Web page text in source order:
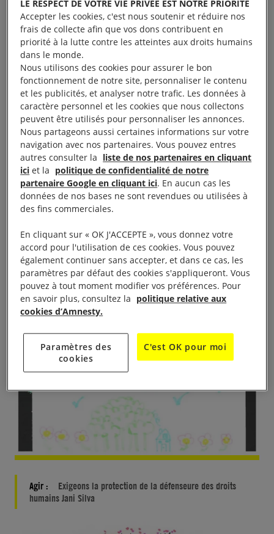
Agir : Liberté pour Germain Rukuki
Agir :
Exigeons la protection de la défenseure des droits
humains Jani Silva
LE RESPECT DE VOTRE VIE PRIVÉE EST NOTRE PRIORITÉ
Accepter les cookies, c'est nous soutenir et réduire nos
frais de collecte afin que vos dons contribuent en
priorité à la lutte contre les atteintes aux droits humains
dans le monde.
Nous utilisons des cookies pour assurer le bon
fonctionnement de notre site, personnaliser le contenu
et les publicités, et analyser notre trafic. Les données à
caractère personnel et les cookies que nous collectons
peuvent être utilisés pour personnaliser les annonces.
Nous partageons aussi certaines informations sur votre
navigation avec nos partenaires. Vous pouvez entres
autres consulter la liste de nos partenaires en cliquant
ici et la politique de confidentialité de notre
partenaire Google en cliquant ici. En aucun cas les
données de nos bases ne sont revendues ou utilisées à
des fins commerciales.
En cliquant sur « OK J'ACCEPTE », vous donnez votre
accord pour l'utilisation de ces cookies. Vous pouvez
également continuer sans accepter, et dans ce cas, les
paramètres par défaut des cookies s'appliqueront. Vous
pouvez à tout moment modifier vos préférences. Pour
en savoir plus, consultez la politique relative aux
cookies d’Amnesty.
Paramètres des
cookies
C'est OK pour moi